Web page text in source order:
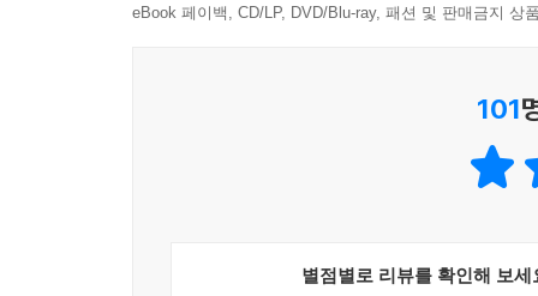
때려치울 것인가, 말 것인가
이전보다 월등히 높은 보수를 약속받고 원래 다
대충 보고 안일하게 수락한 무당 조수 일은 제법
eBook 페이백, CD/LP, DVD/Blu-ray, 패션 및 판매금지 상
101
별점별로 리뷰를 확인해 보세